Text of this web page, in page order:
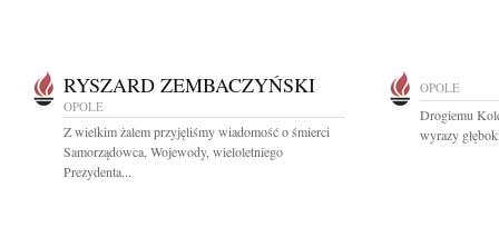
RYSZARD ZEMBACZYŃSKI
OPOLE
Z wielkim żalem przyjęliśmy wiadomość o śmierci
Samorządowca, Wojewody, wieloletniego
Prezydenta...
OPOLE
Drogiemu
wyrazy